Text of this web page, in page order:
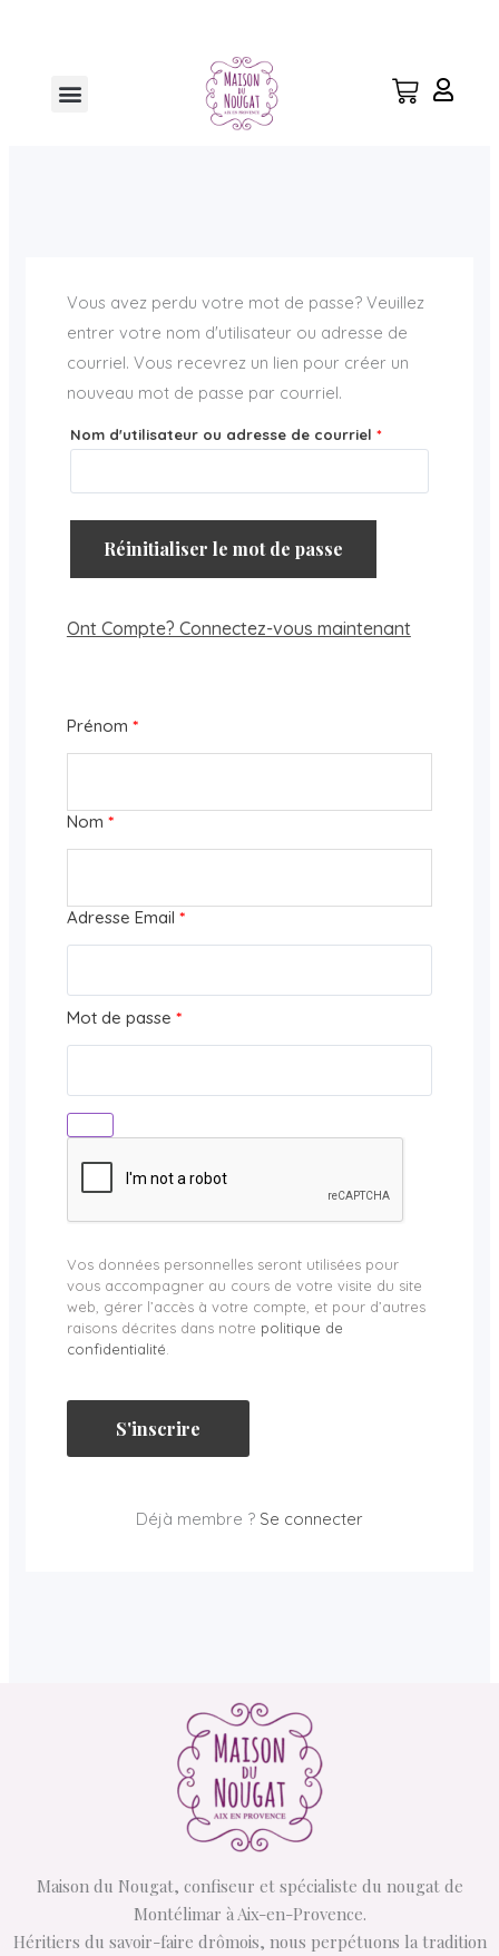
Menu
Vous avez perdu votre mot de passe? Veuillez
entrer votre nom d'utilisateur ou adresse de
courriel. Vous recevrez un lien pour créer un
nouveau mot de passe par courriel.
Nom d'utilisateur ou adresse de courriel *
Réinitialiser le mot de passe
Ont Compte? Connectez-vous maintenant
Prénom *
Nom *
Adresse Email *
Mot de passe *
Vos données personnelles seront utilisées pour
vous accompagner au cours de votre visite du site
web, gérer l’accès à votre compte, et pour d’autres
raisons décrites dans notre politique de
confidentialité
S'inscrire
Déjà membre ? Se connecter
Maison du Nougat, confiseur et spécialiste du nougat de
Montélimar à Aix-en-Provence.
Héritiers du savoir-faire drômois, nous perpétuons la tradition